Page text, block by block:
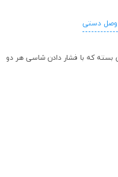
وصل دستی
بسته که با فشار دادن شاسی هر دو